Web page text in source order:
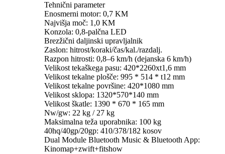
Tehnični parameter
Enosmerni motor: 0,7 KM
Najvišja moč: 1,0 KM
Konzola: 0,8-palčna LED
Brezžični daljinski upravljalnik
Zaslon: hitrost/koraki/čas/kal./razdalj.
Razpon hitrosti: 0,8–6 km/h (dejanska 6 km/h)
Velikost tekaškega pasu: 420*2260xt1,6 mm
Velikost tekalne plošče: 995 * 514 * t12 mm
Velikost tekalne površine: 420*1080 mm
Velikost sklopa: 1320*570*140 mm
Velikost škatle: 1390 * 670 * 165 mm
Nw/gw: 22 kg / 27 kg
Maksimalna teža uporabnika: 100 kg
40hq/40gp/20gp: 410/378/182 kosov
Dual Module Bluetooth Music & Bluetooth App:
Kinomap+zwift+fitshow